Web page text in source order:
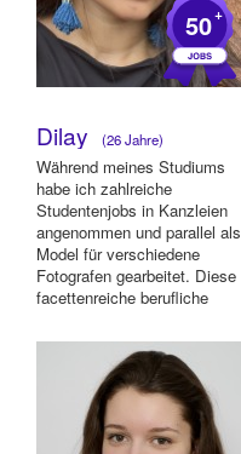
50+
Dilay (26 Jahre)
Während meines Studiums
habe ich zahlreiche
Studentenjobs in Kanzleien
angenommen und parallel als
Model für verschiedene
Fotografen gearbeitet. Diese
facettenreiche berufliche